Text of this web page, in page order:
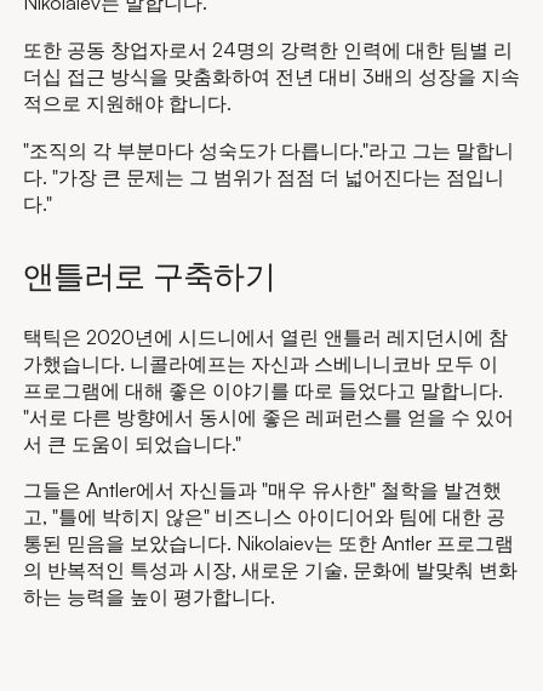
또한 공동 창업자로서 24명의 강력한 인력에 대한 팀별 리
더십 접근 방식을 맞춤화하여 전년 대비 3배의 성장을 지속
적으로 지원해야 합니다.
"조직의 각 부분마다 성숙도가 다릅니다."라고 그는 말합니
다. "가장 큰 문제는 그 범위가 점점 더 넓어진다는 점입니
다."
앤틀러로 구축하기
택틱은 2020년에 시드니에서 열린 앤틀러 레지던시에 참
가했습니다. 니콜라예프는 자신과 스베니니코바 모두 이
프로그램에 대해 좋은 이야기를 따로 들었다고 말합니다.
"서로 다른 방향에서 동시에 좋은 레퍼런스를 얻을 수 있어
서 큰 도움이 되었습니다."
그들은 Antler에서 자신들과 "매우 유사한" 철학을 발견했
고, "틀에 박히지 않은" 비즈니스 아이디어와 팀에 대한 공
통된 믿음을 보았습니다. Nikolaiev는 또한 Antler 프로그램
의 반복적인 특성과 시장, 새로운 기술, 문화에 발맞춰 변화
하는 능력을 높이 평가합니다.